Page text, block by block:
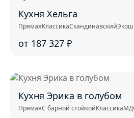
Кухня Хельга
ПрямаяКлассикаСкандинавский
от 187 327 ₽
Кухня Эрика в голубом
ПрямаяС барной стойкойКлассика